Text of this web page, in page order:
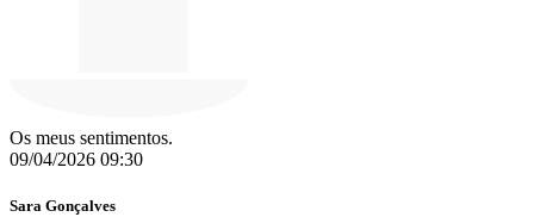
Os meus sentimentos.
09/04/2026 09:30
Sara Gonçalves